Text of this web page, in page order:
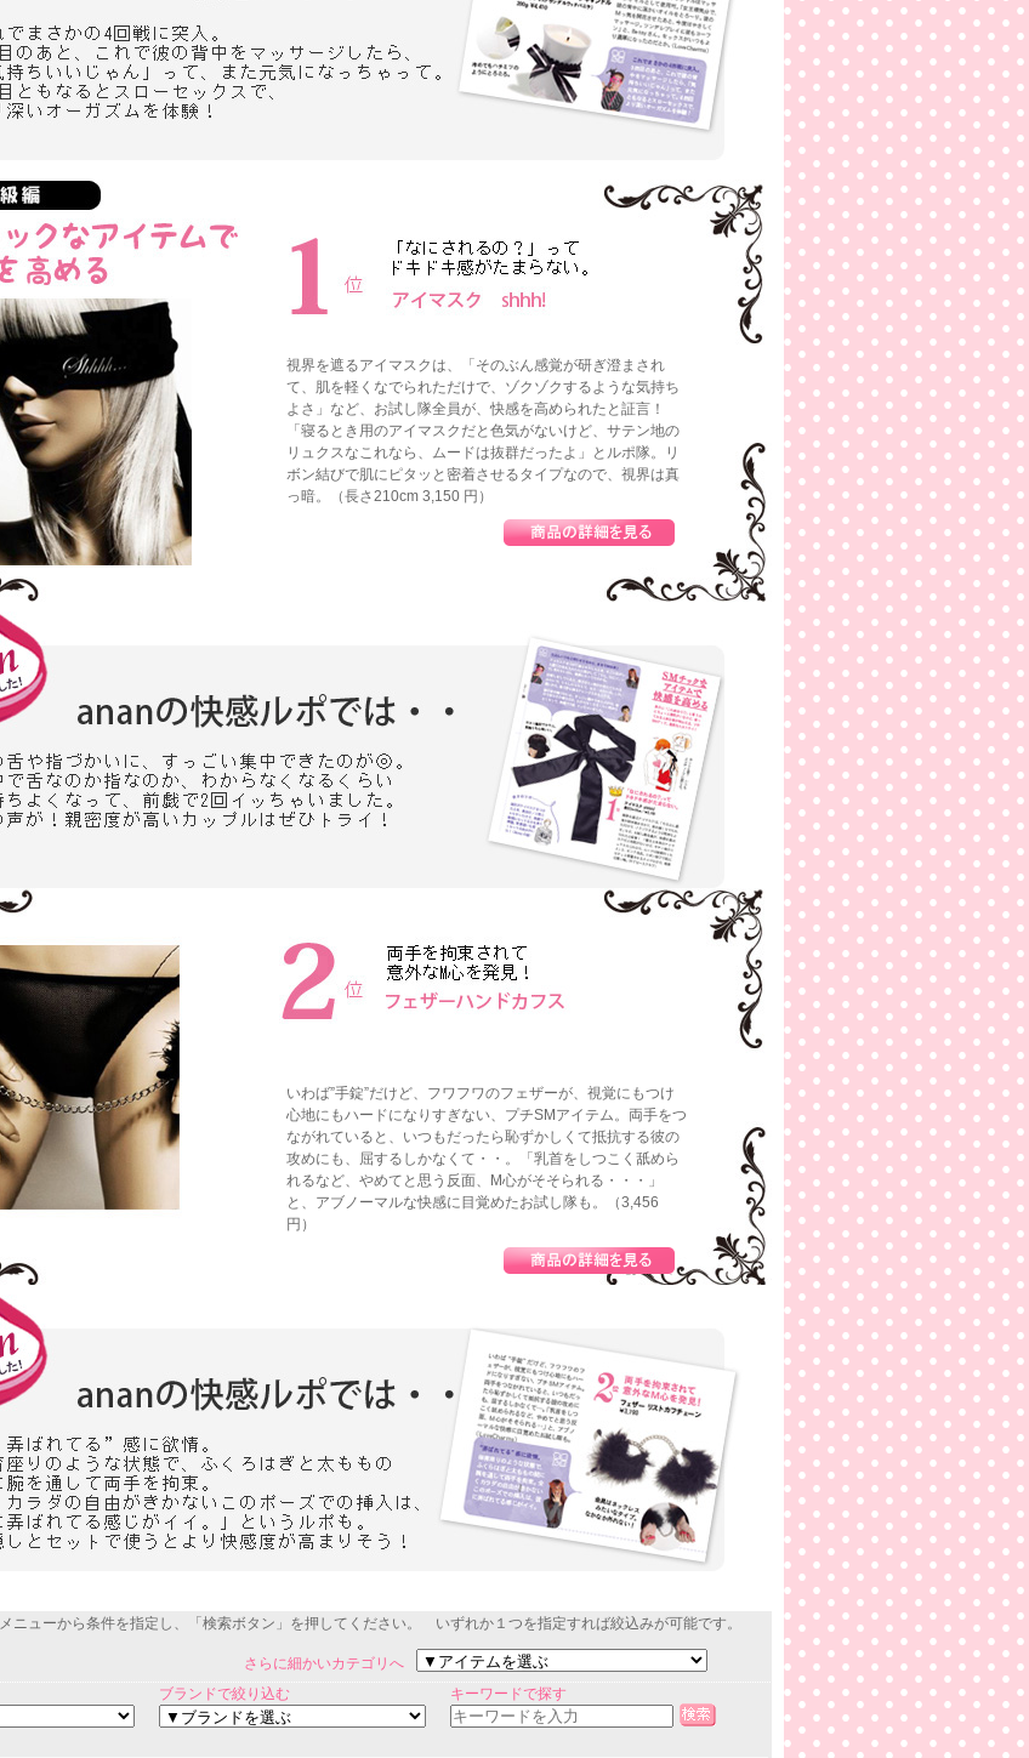
視界を遮るアイマスクは、「そのぶん感覚が研ぎ澄まされ
て、肌を軽くなでられただけで、ゾクゾクするような気持ち
よさ」など、お試し隊全員が、快感を高められたと証言！
「寝るとき用のアイマスクだと色気がないけど、サテン地の
リュクスなこれなら、ムードは抜群だったよ」とルポ隊。リ
ボン結びで肌にピタッと密着させるタイプなので、視界は真
っ暗。（長さ210cm 3,150 円）
いわば”手錠”だけど、フワフワのフェザーが、視覚にもつけ
心地にもハードになりすぎない、プチSMアイテム。両手をつ
ながれていると、いつもだったら恥ずかしくて抵抗する彼の
攻めにも、屈するしかなくて・・。「乳首をしつこく舐めら
れるなど、やめてと思う反面、M心がそそられる・・・」
と、アブノーマルな快感に目覚めたお試し隊も。（3,456
円）
メニューから条件を指定し、「検索ボタン」を押してください。 いずれか１つを指定すれば絞込みが可能です。
さらに細かいカテゴリへ
ブランドで絞り込む キーワードで探す